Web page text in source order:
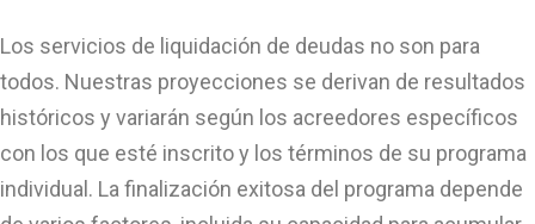
Los servicios de liquidación de deudas no son para
todos. Nuestras proyecciones se derivan de resultados
históricos y variarán según los acreedores específicos
con los que esté inscrito y los términos de su programa
individual. La finalización exitosa del programa depende